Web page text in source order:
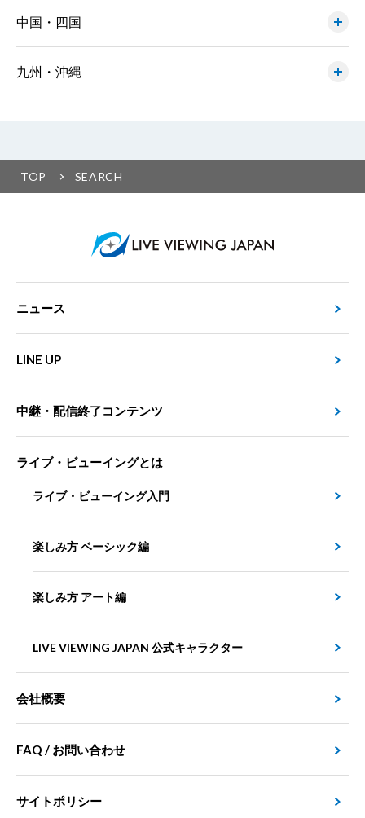
中国・四国
九州・沖縄
TOP SEARCH
ニュース
LINE UP
中継・配信終了コンテンツ
ライブ・ビューイングとは
ライブ・ビューイング入門
楽しみ方 ベーシック編
楽しみ方 アート編
LIVE VIEWING JAPAN 公式キャラクター
会社概要
FAQ / お問い合わせ
サイトポリシー